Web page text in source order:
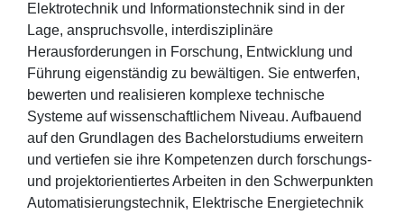
Elektrotechnik und Informationstechnik sind in der
Lage, anspruchsvolle, interdisziplinäre
Herausforderungen in Forschung, Entwicklung und
Führung eigenständig zu bewältigen. Sie entwerfen,
bewerten und realisieren komplexe technische
Systeme auf wissenschaftlichem Niveau. Aufbauend
auf den Grundlagen des Bachelorstudiums erweitern
und vertiefen sie ihre Kompetenzen durch forschungs-
und projektorientiertes Arbeiten in den Schwerpunkten
Automatisierungstechnik, Elektrische Energietechnik